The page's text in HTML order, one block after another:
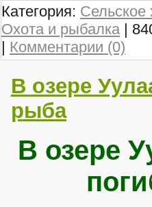
Категория: Сельское
Охота и рыбалка |
| Комментарии (0)
В озере
рыба
В озере